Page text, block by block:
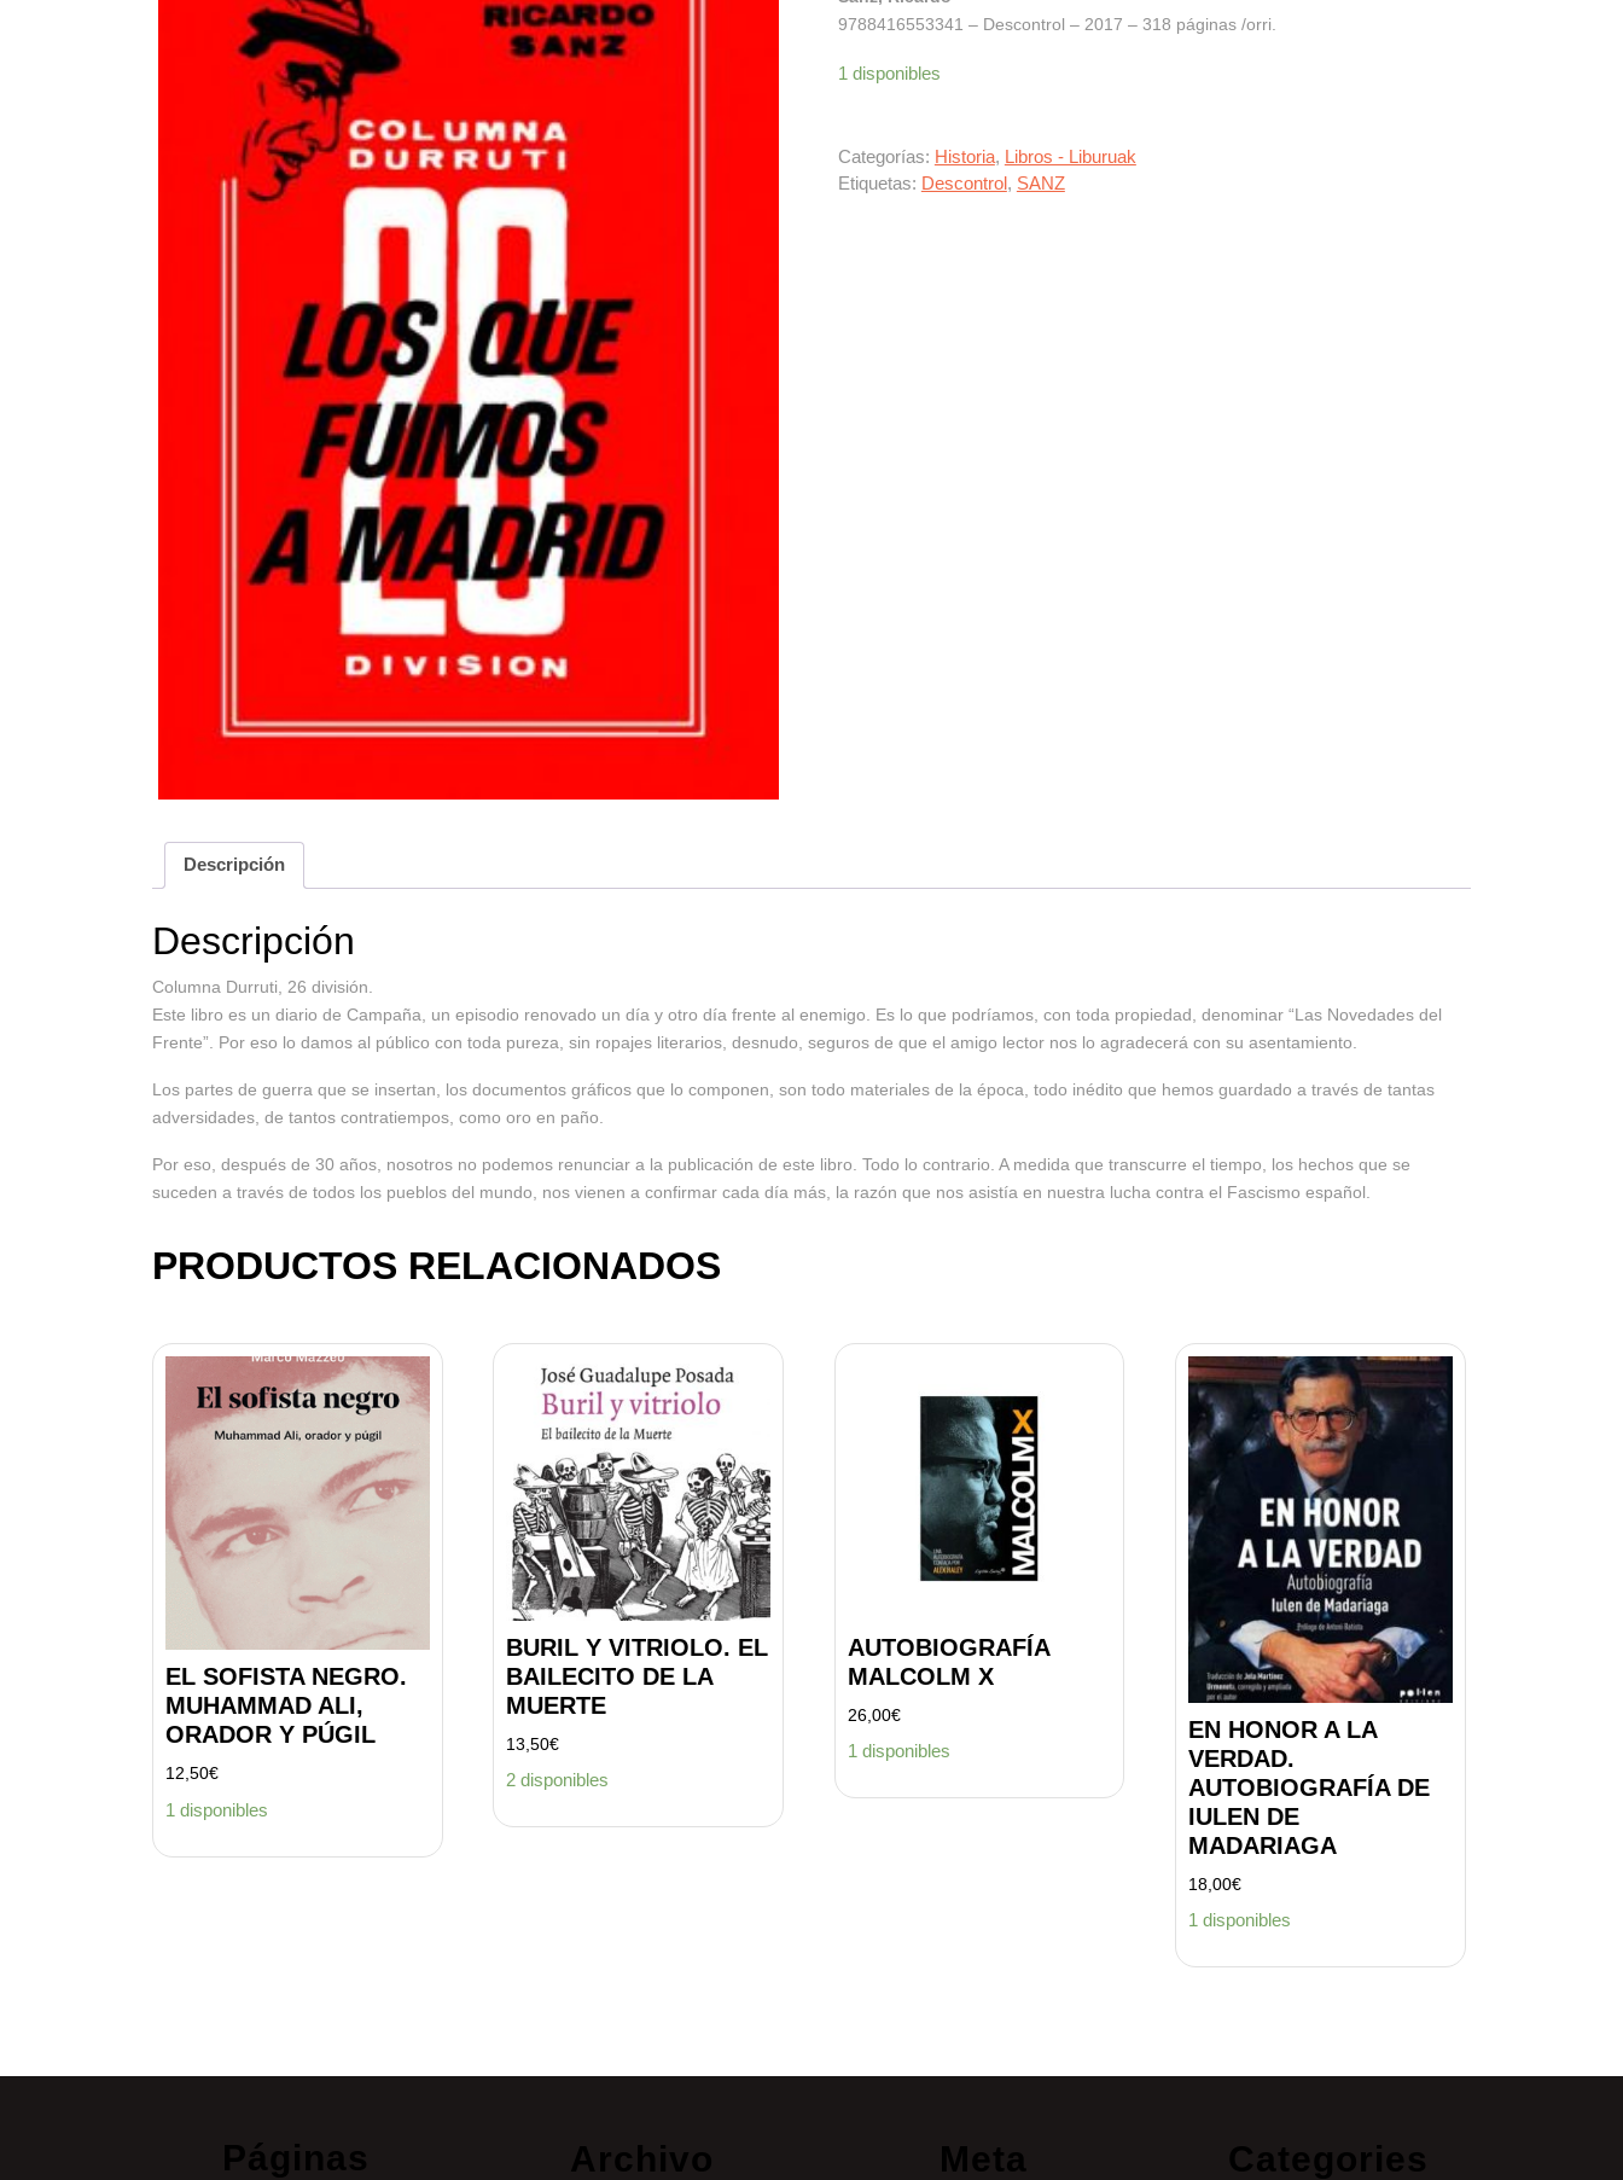
9788416553341 – Descontrol – 2017 – 318 páginas /orri.
1 disponibles
Categorías: Historia, Libros - Liburuak
Etiquetas: Descontrol, SANZ
Descripción
Descripción
Columna Durruti, 26 división.
Este libro es un diario de Campaña, un episodio renovado un día y otro día frente al enemigo. Es lo que podríamos, con toda propiedad, denominar “Las Novedades del
Frente”. Por eso lo damos al público con toda pureza, sin ropajes literarios, desnudo, seguros de que el amigo lector nos lo agradecerá con su asentamiento.
Los partes de guerra que se insertan, los documentos gráficos que lo componen, son todo materiales de la época, todo inédito que hemos guardado a través de tantas
adversidades, de tantos contratiempos, como oro en paño.
Por eso, después de 30 años, nosotros no podemos renunciar a la publicación de este libro. Todo lo contrario. A medida que transcurre el tiempo, los hechos que se
suceden a través de todos los pueblos del mundo, nos vienen a confirmar cada día más, la razón que nos asistía en nuestra lucha contra el Fascismo español.
PRODUCTOS RELACIONADOS
EL SOFISTA NEGRO.
MUHAMMAD ALI,
ORADOR Y PÚGIL
12,50€
1 disponibles
BURIL Y VITRIOLO. EL
BAILECITO DE LA
MUERTE
13,50€
2 disponibles
AUTOBIOGRAFÍA
MALCOLM X
26,00€
1 disponibles
EN HONOR A LA
VERDAD.
AUTOBIOGRAFÍA DE
IULEN DE
MADARIAGA
18,00€
1 disponibles
Páginas Archivo Meta Categories